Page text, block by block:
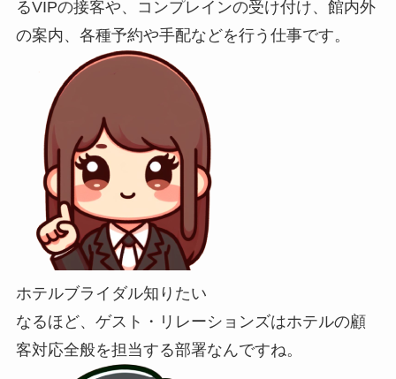
るVIPの接客や、コンプレインの受け付け、館内外
の案内、各種予約や手配などを行う仕事です。
ホテルブライダル知りたい
なるほど、ゲスト・リレーションズはホテルの顧
客対応全般を担当する部署なんですね。